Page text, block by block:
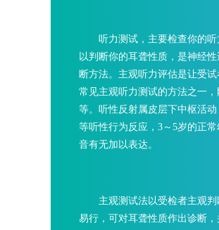
听力测试，主要检查你的
以判断你的耳聋性质，是神经
断方法。主观听力评估是让受
常见主观听力测试的方法之一
等。听性反射属皮层下中枢活
等听性行为反应，3～5岁的正
音有无加以表达。
主观测试法以受检者主观
易行，可对耳聋性质作出诊断